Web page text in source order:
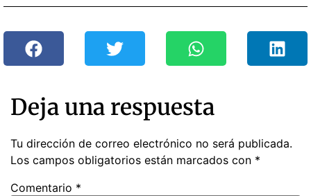
Deja una respuesta
Tu dirección de correo electrónico no será publicada.
Los campos obligatorios están marcados con *
Comentario *